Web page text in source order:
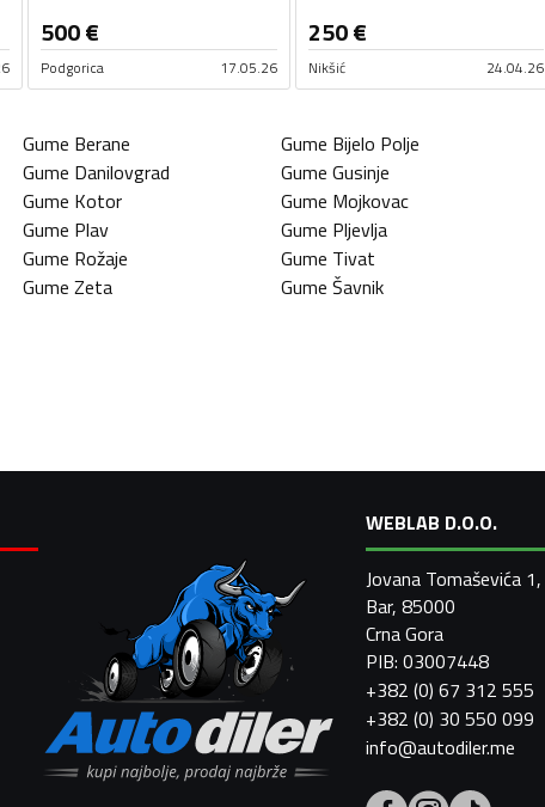
500€
Podgorica 17.05.26
250€
Nikšić 24.04.26
Gume Berane Gume Bijelo Polje
Gume Danilovgrad Gume Gusinje
Gume Kotor Gume Mojkovac
Gume Plav Gume Pljevlja
Gume Rožaje Gume Tivat
Gume Zeta Gume Šavnik
WEBLAB D.O.O.
Jovana Tomaševića 1,
Bar, 85000
Crna Gora
PIB: 03007448
+382 (0) 67 312 555
+382 (0) 30 550 099
info@autodiler.me